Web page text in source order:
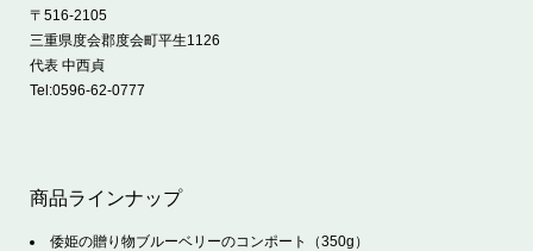
〒516-2105
三重県度会郡度会町平生1126
代表 中西貞
Tel:0596-62-0777
商品ラインナップ
倭姫の贈り物ブルーベリーのコンポート（350g）